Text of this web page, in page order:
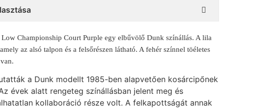
Championship Court Purple egy elbűvölő Dunk színállás. A lila
az alsó talpon és a felsőrészen látható. A fehér színnel töéletes
a Dunk modellt 1985-ben alapvetően kosárcipőnek
évek alatt rengeteg színállásban jelent meg és
kollaboráció része volt. A felkapottságát annak